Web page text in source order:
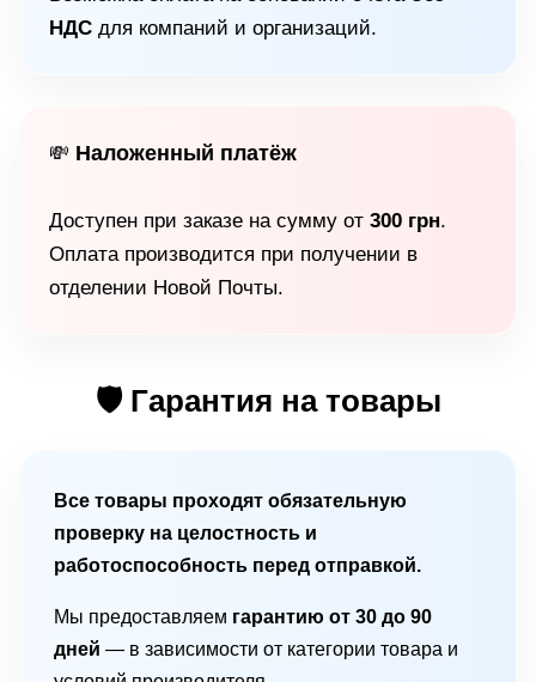
НДС для компаний и организаций.
💸 Наложенный платёж
Доступен при заказе на сумму от 300 грн.
Оплата производится при получении в
отделении Новой Почты.
🛡 Гарантия на товары
Все товары проходят обязательную
проверку на целостность и
работоспособность перед отправкой.
Мы предоставляем гарантию от 30 до 90
дней — в зависимости от категории товара и